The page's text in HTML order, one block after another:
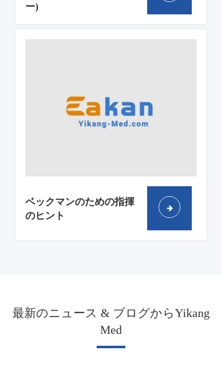
ー)
ベックマンのための指揮
のヒント
最新のニュース & ブログからYikang
Med